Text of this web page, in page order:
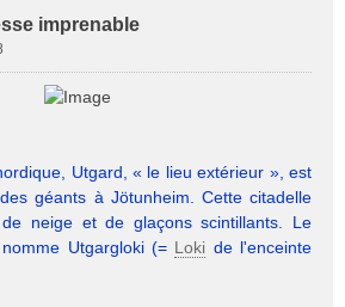
imprenable
Utgard, « le lieu extérieur », est
géants à Jötunheim. Cette citadelle
neige et de glaçons scintillants. Le
Utgargloki (= Loki de l'enceinte